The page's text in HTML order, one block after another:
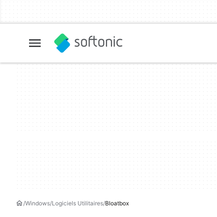
Windows Logiciels Utilitaires Bloatbox